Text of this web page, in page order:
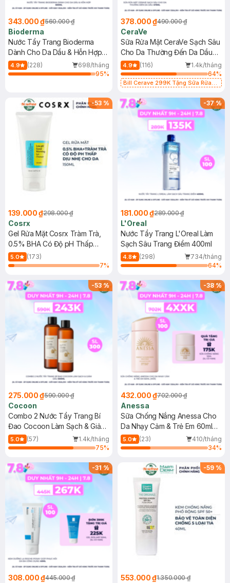
343.000 ₫560.000 ₫
Bioderma
Nước Tẩy Trang Bioderma
Dành Cho Da Dầu & Hỗn Hợp
500ml
4.9 (228)
698/tháng
95%
378.000 ₫490.000 ₫
CeraVe
Sữa Rửa Mặt CeraVe Sạch Sâu
Cho Da Thường Đến Da Dầu
473ml
4.9 (116)
1.4k/tháng
64%
Bill Cerave 299K Tặng Sữa Rửa
-53 %
139.000 ₫298.000 ₫
Cosrx
Gel Rửa Mặt Cosrx Tràm Trà,
0.5% BHA Có Độ pH Thấp
150ml
5.0
(173)
7%
-37%
181.000 ₫289.000 ₫
L'Oreal
Nước Tẩy Trang L'Oreal Làm
Sạch Sâu Trang Điểm 400ml
4.8 (298)
734/tháng
64%
-53%
275.000 ₫590.000 ₫
Cocoon
Combo 2 Nước Tẩy Trang Bí
Đao Cocoon Làm Sạch & Giảm
Dầu 500ml
5.0 (57)
1.4k/tháng
75%
-38%
432.000 ₫702.000 ₫
Anessa
Sữa Chống Nắng Anessa Cho
Da Nhạy Cảm & Trẻ Em 60ml
(Mới)
5.0 (23)
410/tháng
34%
-31%
308.000 ₫445.000 ₫
-59 %
553.000 ₫1.350.000 ₫